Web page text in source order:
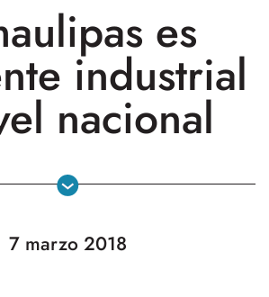
es
industrial
nacional
7 marzo 2018